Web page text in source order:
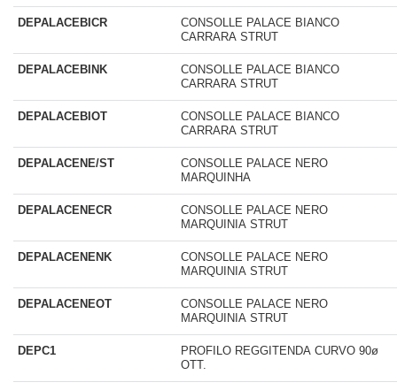
DEPALACEBICR
CONSOLLE PALACE BIANCO
CARRARA STRUT
DEPALACEBINK
CONSOLLE PALACE BIANCO
CARRARA STRUT
DEPALACEBIOT
CONSOLLE PALACE BIANCO
CARRARA STRUT
DEPALACENE/ST
CONSOLLE PALACE NERO
MARQUINHA
DEPALACENECR
CONSOLLE PALACE NERO
MARQUINIA STRUT
DEPALACENENK
CONSOLLE PALACE NERO
MARQUINIA STRUT
DEPALACENEOT
CONSOLLE PALACE NERO
MARQUINIA STRUT
DEPC1
PROFILO REGGITENDA CURVO 90ø
OTT.